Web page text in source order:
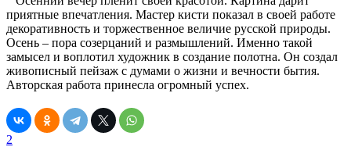
приятные впечатления. Мастер кисти показал в своей работе
декоративность и торжественное величие русской природы.
Осень – пора созерцаний и размышлений. Именно такой
замысел и воплотил художник в создание полотна. Он создал
живописный пейзаж с думами о жизни и вечности бытия.
Авторская работа принесла огромный успех.
2